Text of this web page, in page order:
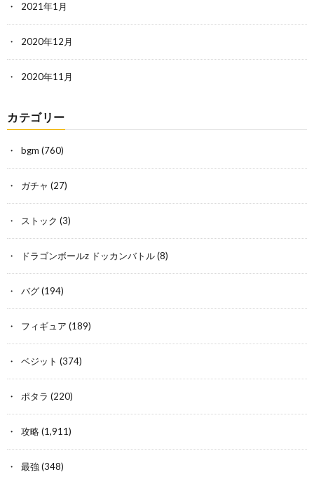
2021年1月
2020年12月
2020年11月
カテゴリー
bgm (760)
ガチャ (27)
ストック (3)
ドラゴンボールz ドッカンバトル(8)
バグ(194)
フィギュア (189)
ベジット (374)
ポタラ (220)
攻略(1,911)
最強 (348)